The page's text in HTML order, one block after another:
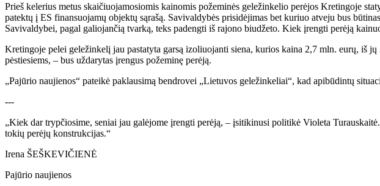
Prieš kelerius metus skaičiuojamosiomis kainomis požeminės geležinkelio perėjos Kretingoje
patektų į ES finansuojamų objektų sąrašą. Savivaldybės prisidėjimas bet kuriuo atveju bus
Savivaldybei, pagal galiojančią tvarką, teks padengti iš rajono biudžeto. Kiek įrengti perėją
Kretingoje pelei geležinkelį jau pastatyta garsą izoliuojanti siena, kurios kaina 2,7 mln. eurų, iš
pėstiesiems, – bus uždarytas įrengus požeminę perėją.
„Pajūrio naujienos“ pateikė paklausimą bendrovei „Lietuvos geležinkeliai“, kad apibūdintų
---
„Kiek dar trypčiosime, seniai jau galėjome įrengti perėją, – įsitikinusi politikė Violeta
tokių perėjų konstrukcijas.“
Irena ŠEŠKEVIČIENĖ
Pajūrio naujienos